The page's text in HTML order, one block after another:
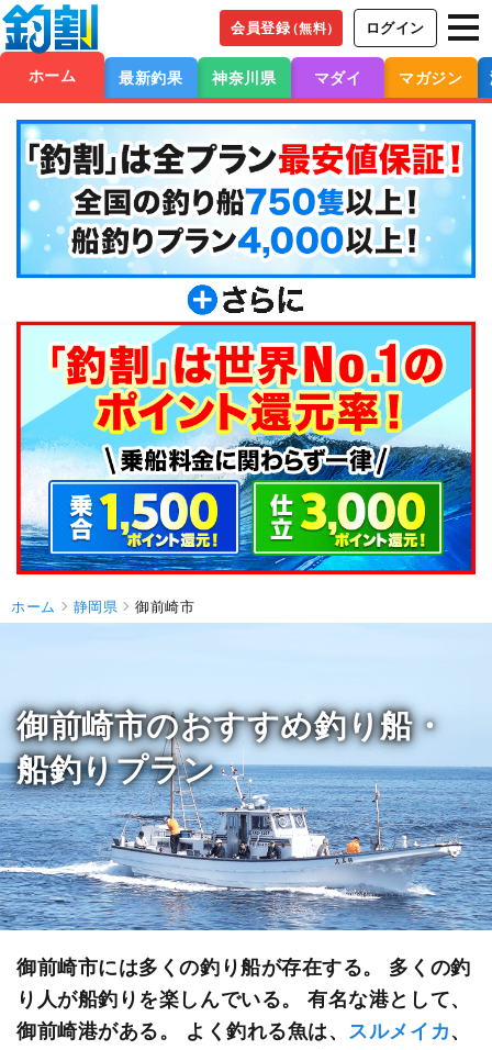
会員登録（無料） ログイン
ホーム 最新釣果 神奈川県 マダイ マガジン
ホーム 静岡県 御前崎市
御前崎市のおすすめ釣り船・
船釣りプラン
御前崎市には多くの釣り船が存在する。 多くの釣
り人が船釣りを楽しんでいる。有名な港として、
御前崎港がある。 よく釣れる魚は、 スルメイカ、